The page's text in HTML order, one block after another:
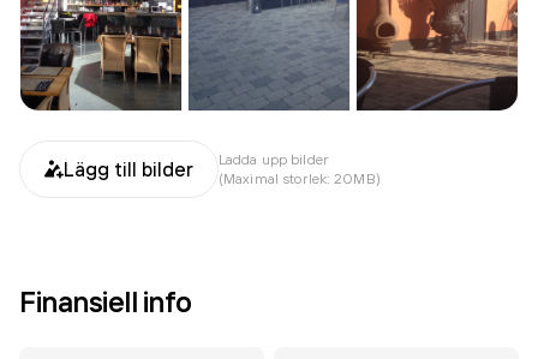
Lägg till bilder
Ladda upp bilder
(Maximal storlek: 20MB)
Finansiell info